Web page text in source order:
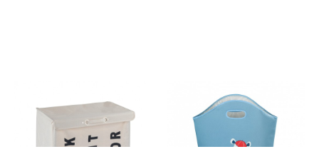
Cos pentru rufe cu 3
compartimente, mobil, Trivo
Beige, Wenko,
poliester/poliamida, 116 l,
Cos pentru depozitare Kids
Gerry, Wenko, 24 L,
poliester/polipropilena, bleu